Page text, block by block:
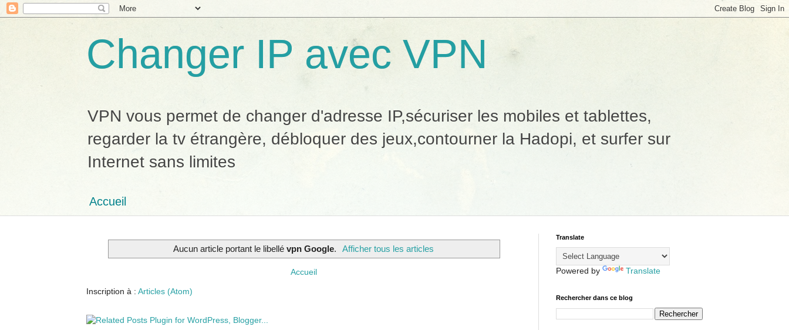
Changer IP avec VPN
VPN vous permet de changer d'adresse IP,sécuriser les mobiles et tablettes,
regarder la tv étrangère, débloquer des jeux,contourner la Hadopi, et surfer sur
Internet sans limites
Accueil
Aucun article portant le libellé vpn Google. Afficher tous les articles
Accueil
Inscription à : Articles (Atom)
Translate
Powered by Translate
Rechercher dans ce blog